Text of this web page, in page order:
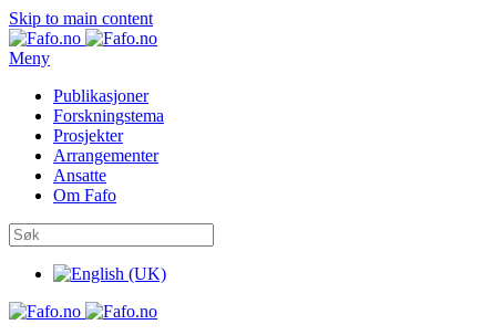
Skip to main content
Meny
Publikasjoner
Forskningstema
Prosjekter
Arrangementer
Ansatte
Om Fafo